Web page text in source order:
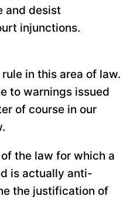
and desist
injunctions.
in this area of law.
to warnings issued
of course in our
the law for which a
is actually anti-
the justification of